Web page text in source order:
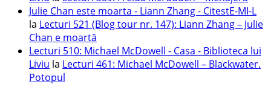
Julie Chan este moarta - Liann Zhang - CitestE-MI-L
la Lecturi 521 (Blog tour nr. 147): Liann Zhang – Julie
Chan e moartă
Lecturi 510: Michael McDowell - Casa - Biblioteca lui
Liviu la Lecturi 461: Michael McDowell – Blackwater.
Potopul